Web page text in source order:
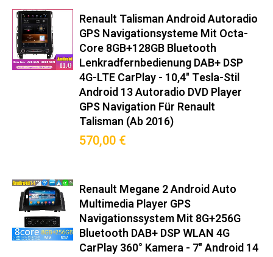
Renault Talisman Android Autoradio
GPS Navigationsysteme Mit Octa-
Core 8GB+128GB Bluetooth
Lenkradfernbedienung DAB+ DSP
4G-LTE CarPlay - 10,4" Tesla-Stil
Android 13 Autoradio DVD Player
GPS Navigation Für Renault
Talisman (ab 2016)
570,00 €
Renault Megane 2 Android Auto
Multimedia Player GPS
Navigationssystem Mit 8G+256G
Bluetooth DAB+ DSP WLAN 4G
CarPlay 360° Kamera - 7" Android 14